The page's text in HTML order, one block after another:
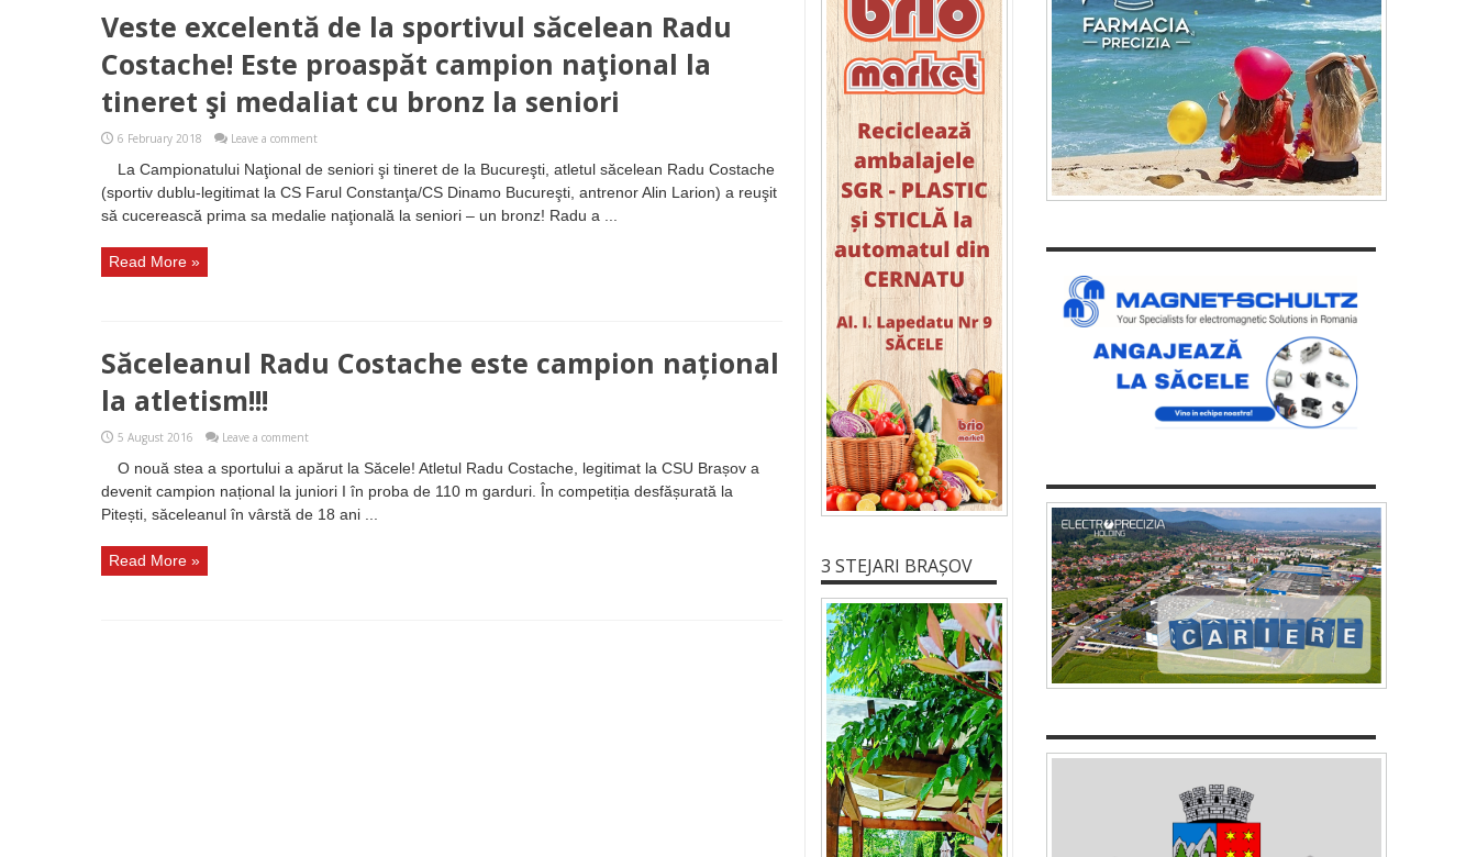
Veste excelentă de la sportivul săcelean Radu
Costache! Este proaspăt campion naţional la
tineret şi medaliat cu bronz la seniori
6 February 2018 Leave a comment
La Campionatului Naţional de seniori şi tineret de la Bucureşti, atletul săcelean Radu Costache
(sportiv dublu-legitimat la CS Farul Constanţa/CS Dinamo Bucureşti, antrenor Alin Larion) a reuşit
să cucerească prima sa medalie naţională la seniori – un bronz! Radu a ...
Read More »
Săceleanul Radu Costache este campion național
la atletism!!!
5 August 2016 Leave a comment
O nouă stea a sportului a apărut la Săcele! Atletul Radu Costache, legitimat la CSU Brașov a
devenit campion național la juniori I în proba de 110 m garduri. În competiția desfășurată la
Pitești, săceleanul în vârstă de 18 ani ...
Read More » 3 STEJARI BRAȘOV